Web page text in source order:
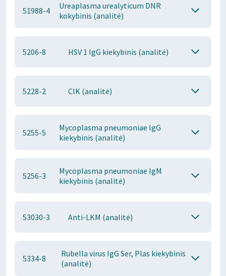
51988-4
Ureaplasma urealyticum DNR
kokybinis (analitė)
5206-8 HSV 1 IgG kiekybinis (analitė)
5228-2 CIK (analitė)
5255-5
Mycoplasma pneumoniae IgG
kiekybinis (analitė)
5256-3
Mycoplasma pneumoniae IgM
kiekybinis (analitė)
53030-3 Anti-LKM (analitė)
5334-8
Rubella virus IgG Ser, Plas kiekybinis
(analitė)